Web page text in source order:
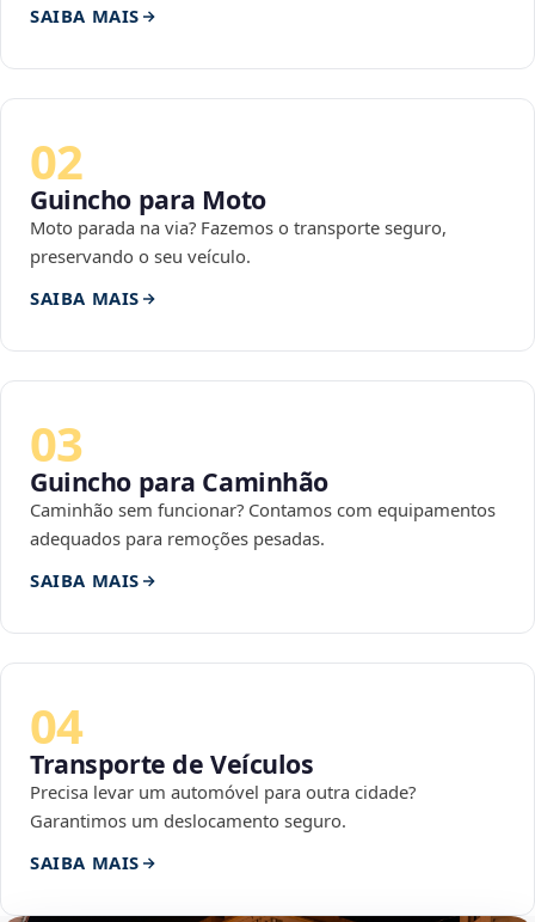
SAIBA MAIS
02
Guincho para Moto
Moto parada na via? Fazemos o transporte seguro,
preservando o seu veículo.
SAIBA MAIS
03
Guincho para Caminhão
Caminhão sem funcionar? Contamos com equipamentos
adequados para remoções pesadas.
SAIBA MAIS
04
Transporte de Veículos
Precisa levar um automóvel para outra cidade?
Garantimos um deslocamento seguro.
SAIBA MAIS